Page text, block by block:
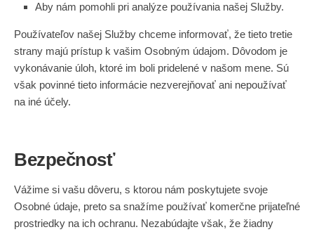
Aby nám pomohli pri analýze používania našej Služby.
Používateľov našej Služby chceme informovať, že tieto tretie
strany majú prístup k vašim Osobným údajom. Dôvodom je
vykonávanie úloh, ktoré im boli pridelené v našom mene. Sú
však povinné tieto informácie nezverejňovať ani nepoužívať
na iné účely.
Bezpečnosť
Vážime si vašu dôveru, s ktorou nám poskytujete svoje
Osobné údaje, preto sa snažíme používať komerčne prijateľné
prostriedky na ich ochranu. Nezabúdajte však, že žiadny